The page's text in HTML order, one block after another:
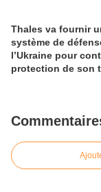
Thales va fournir
système de
l’Ukraine pour
protection de son